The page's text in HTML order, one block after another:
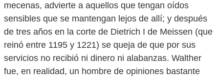
mecenas, advierte a aquellos que tengan oídos
sensibles que se mantengan lejos de allí; y después
de tres años en la corte de Dietrich I de Meissen (que
reinó entre 1195 y 1221) se queja de que por sus
servicios no recibió ni dinero ni alabanzas. Walther
fue, en realidad, un hombre de opiniones bastante